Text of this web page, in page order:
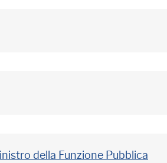
della Funzione Pubblica